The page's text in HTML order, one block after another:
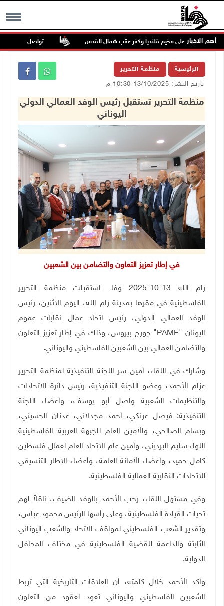
MENU أهم الاخبار تواصل انتهاكات
الرئيسية منظمة التحرير
تاريخ النشر: 13/10/2025 10:30 م
منظمة التحرير تستقبل رئيس الوفد العمالي الدولي
اليوناني
في إطار تعزيز التعاون والتضامن بين الشعبين
رام الله 13-10-2025 وفا- استقبلت منظمة التحرير
الفلسطينية في مقرها بمدينة رام الله، اليوم الاثنين، رئيس
الوفد العمالي الدولي، رئيس اتحاد عمال نقابات عموم
اليونان "PAME" جورج بيروس، وذلك في إطار تعزيز التعاون
والتضامن العمالي بين الشعبين الفلسطيني واليوناني.
وشارك في اللقاء، أمين سر اللجنة التنفيذية لمنظمة التحرير
عزام الأحمد، وعضو اللجنة التنفيذية، رئيس دائرة الاتحادات
والتنظيمات الشعبية واصل أبو يوسف، وأعضاء اللجنة
التنفيذية: فيصل عرنكي، أحمد مجدلاني، عدنان الحسيني،
وبسام الصالحي، والأمين العام للجبهة العربية الفلسطينية
اللواء سليم البرديني، وأمين عام الاتحاد العام لعمال فلسطين
كامل حميد، وأعضاء الأمانة العامة، وأعضاء الإطار التنسيقي
للاتحادات النقابية العمالية الفلسطينية.
وفي مستهل اللقاء، رحب الأحمد بالوفد الضيف، ناقلاً لهم
تحيات القيادة الفلسطينية، وعلى رأسها الرئيس محمود عباس،
وتقدير الشعب الفلسطيني لمواقف الاتحاد والشعب اليوناني
الثابتة والداعمة للقضية الفلسطينية في مختلف المحافل
الدولية.
وأكد الأحمد خلال كلمته، أن العلاقات التاريخية التي تربط
الشعبين الفلسطيني واليوناني تعود لعقود من التعاون